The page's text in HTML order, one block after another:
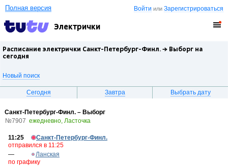
Войти илиЗарегистрироваться
Полная версия
Электрички
Расписание электрички Санкт-Петербург-Финл. → Выборг на
сегодня
Новый поиск
Сегодня Завтра Выбрать дату
Санкт-Петербург-Финл. – Выборг
№7907 ежедневно, Ласточка
11:25
Санкт-Петербург-Финл.
отправился в 11:25
—
Ланская
по графику